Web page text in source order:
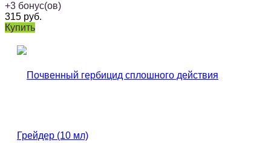
+3 бонус(ов)
315 руб.
Купить